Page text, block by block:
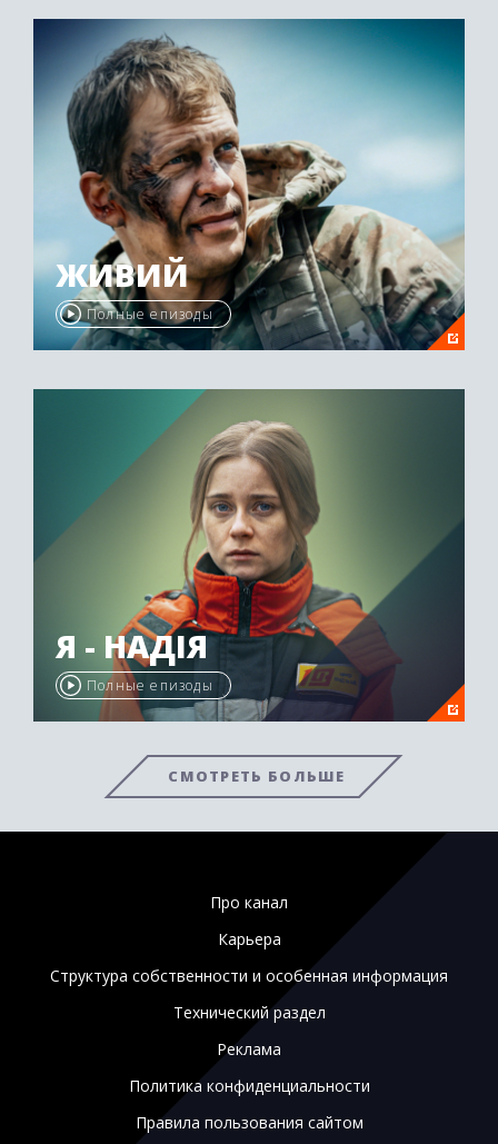
ЖИВИЙ
Полные епизоды
Я - НАДІЯ
Полные епизоды
СМОТРЕТЬ БОЛЬШЕ
Про канал
Карьера
Структура собственности и особенная информация
Технический раздел
Реклама
Политика конфиденциальности
Правила пользования сайтом